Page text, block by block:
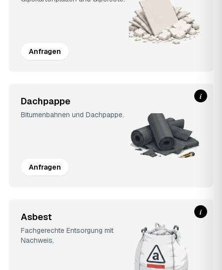
Anfragen
Dachpappe
Bitumenbahnen und Dachpappe.
Anfragen
i
Asbest
Fachgerechte Entsorgung mit
Nachweis.
i